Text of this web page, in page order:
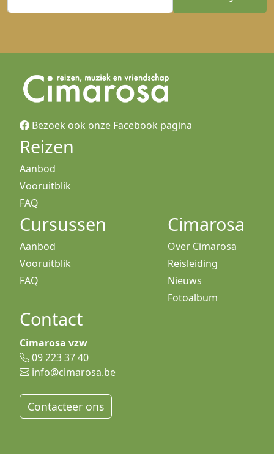
Bezoek ook onze Facebook pagina
Reizen
Aanbod
Vooruitblik
FAQ
Cursussen
Aanbod
Vooruitblik
FAQ
Cimarosa
Over Cimarosa
Reisleiding
Nieuws
Fotoalbum
Contact
Cimarosa vzw
09 223 37 40
info@cimarosa.be
Contacteer ons